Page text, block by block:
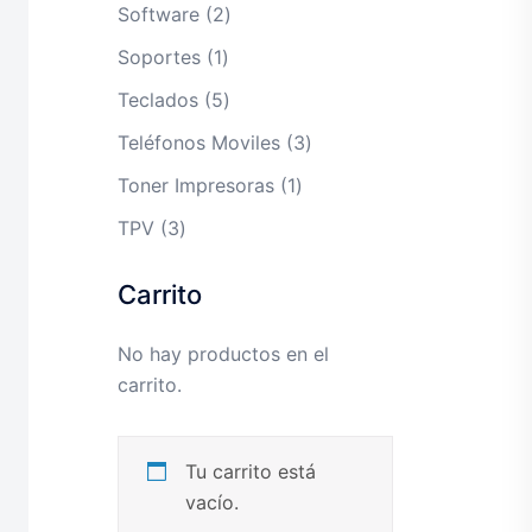
Software 22
productos
Soportes 11
producto
Teclados 55
productos
Teléfonos Moviles 33
Toner Impresoras 11
TPV 33
Carrito
No hay productos en el
carrito.
Tu carrito está
vacío.